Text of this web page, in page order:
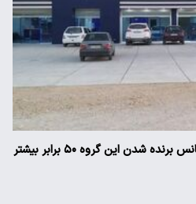
نتایج قرعه‌کشی ایران خودرو؛ شانس برنده شدن این گروه ۵۰ برابر بیشتر